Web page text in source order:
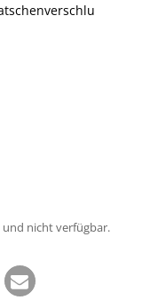
nicht verfügbar.